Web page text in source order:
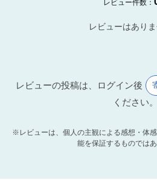
レビュー件数：
レビューはありま
レビューの投稿は、ログイン後
ください。
※レビューは、個人の主観による感想・体
能を保証するものではあ